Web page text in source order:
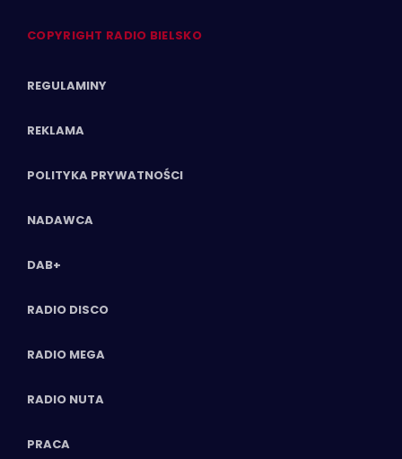
COPYRIGHT RADIO BIELSKO
REGULAMINY
REKLAMA
POLITYKA PRYWATNOŚCI
NADAWCA
DAB+
RADIO DISCO
RADIO MEGA
RADIO NUTA
PRACA